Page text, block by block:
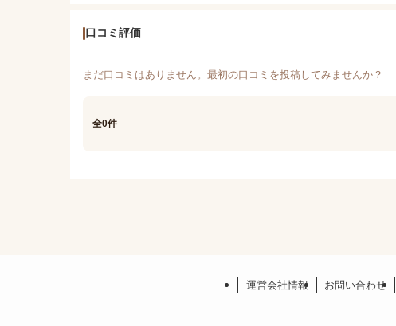
口コミ評価
まだ口コミはありません。最初の口コミを投稿してみませんか？
全0件
運営会社情報 お問い合わせ